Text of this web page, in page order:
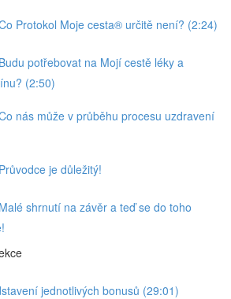
Protokol Moje cesta® určitě není? (2:24)
potřebovat na Mojí cestě léky a
(2:50)
nás může v průběhu procesu uzdravení
je důležitý!
shrnutí na závěr a teď se do toho
jednotlivých bonusů (29:01)